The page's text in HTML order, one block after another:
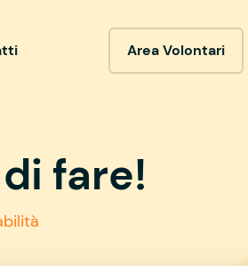
Area Volontari
fare!